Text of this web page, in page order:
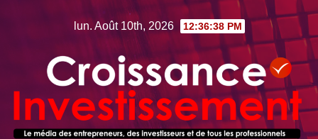
lun. Août 10th, 2026 12:36:39 PM